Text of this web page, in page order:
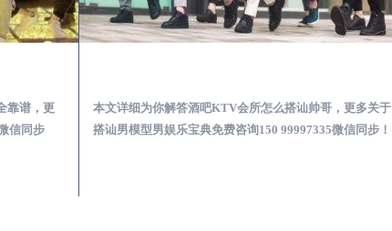
靠谱，更
信同步
本文详细为你解答酒吧KTV会所怎么搭讪帅哥，更多关于
搭讪男模型男娱乐宝典免费咨询150 99997335微信同步！